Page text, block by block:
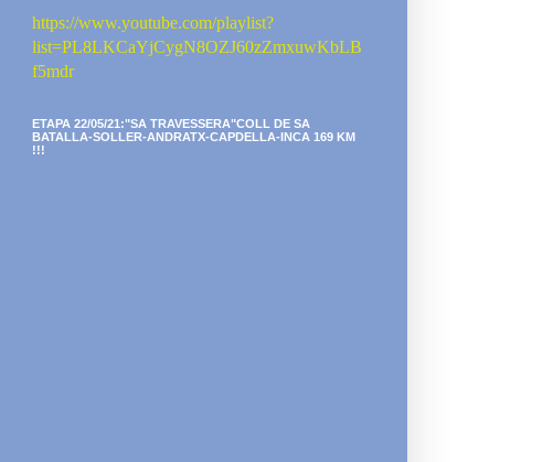
https://www.youtube.com/playlist?
list=PL8LKCaYjCygN8OZJ60zZmxuwKbLB
f5mdr
ETAPA 22/05/21:"SA TRAVESSERA"COLL DE SA
BATALLA-SOLLER-ANDRATX-CAPDELLA-INCA 169 KM
!!!